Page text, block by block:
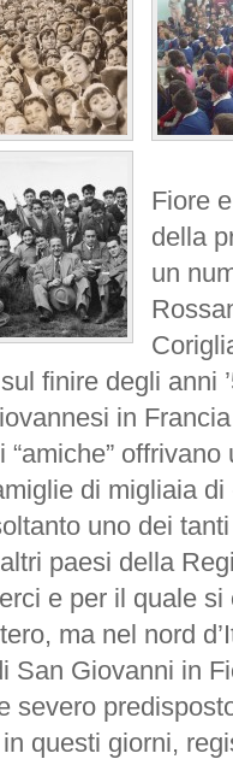
Fiore
della
un
finire degli anni
in
di migliaia
uno dei
paesi della
e per il quale
ma nel nord
San Giovanni in
severo
questi giorni,